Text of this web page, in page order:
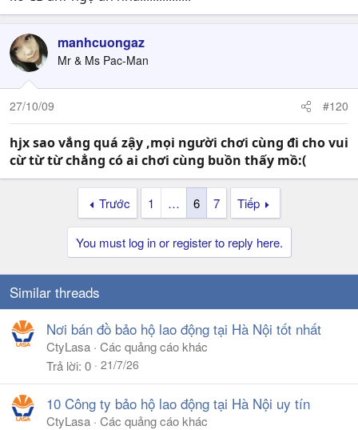
manhcuongaz
Mr & Ms Pac-Man
27/10/09 #120
hjx sao vắng quá zậy ,mọi người chơi cùng đi cho vui
cừ từ từ chẳng có ai chơi cùng buồn thấy mồ:(
Trước 1 … 6 7 Tiếp
You must log in or register to reply here.
Similar threads
Nơi bán đồ bảo hộ lao động tại Hà Nội tốt nhất
CtyLasa Các quảng cáo khác
Trả lời 0 21/7/26
10 Công ty bảo hộ lao động tại Hà Nội uy tín
CtyLasa Các quảng cáo khác